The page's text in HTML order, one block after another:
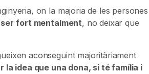
on la majoria de les persones
ser fort mentalment, no deixar que
aconseguint majoritàriament
la idea que una dona, si té família i